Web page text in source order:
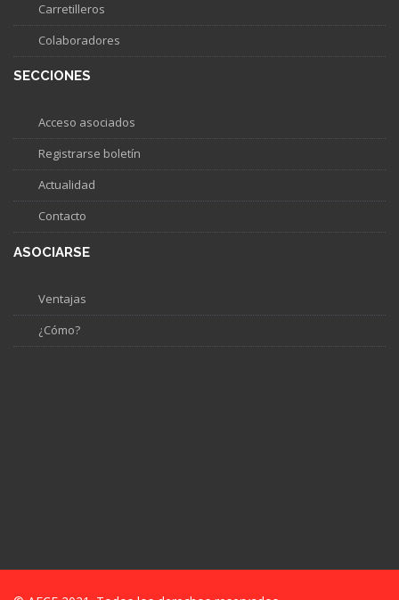
Carretilleros
Colaboradores
SECCIONES
Acceso asociados
Registrarse boletín
Actualidad
Contacto
ASOCIARSE
Ventajas
¿Cómo?